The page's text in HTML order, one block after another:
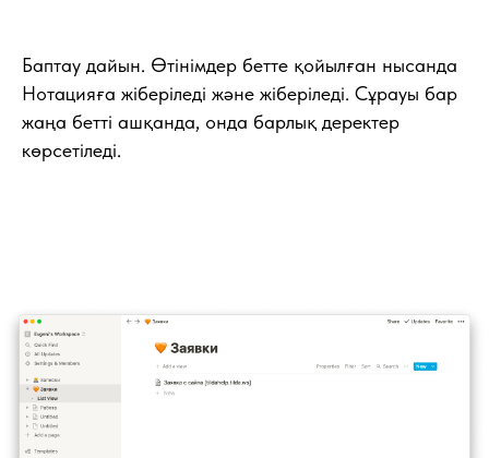
Баптау дайын. Өтiнiмдер бетте қойылған нысанда
Нотацияға жiберiледi және жiберiледi. Сұрауы бар
жаңа бетті ашқанда, онда барлық деректер
көрсетіледі.